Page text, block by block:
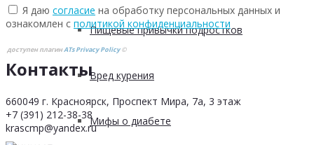
Пищевые привычки подростков
Вред курения
Мифы о диабете
Я даю согласие на обработку персональных данных и
ознакомлен с политикой конфиденциальности
доступен плагинATs Privacy Policy©
Контакты
660049 г. Красноярск, Проспект Мира, 7а, 3 этаж
+7 (391) 212-38-38
krascmp@yandex.ru